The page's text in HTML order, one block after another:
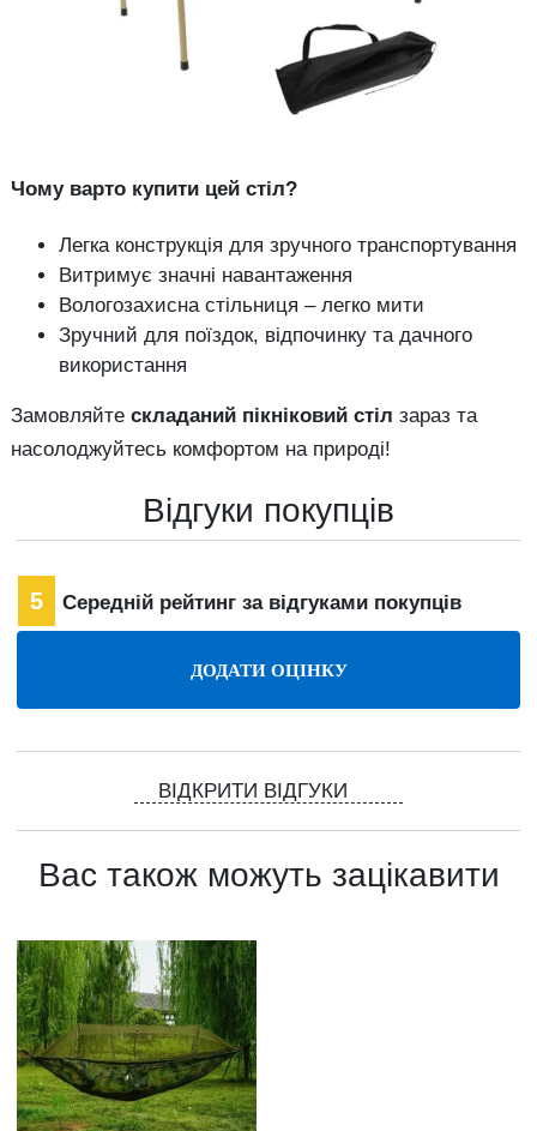
Чому варто купити цей стіл?
Легка конструкція для зручного транспортування
Витримує значні навантаження
Вологозахисна стільниця – легко мити
Зручний для поїздок, відпочинку та дачного
використання
Замовляйте складаний пікніковий стіл зараз та
насолоджуйтесь комфортом на природі!
Відгуки покупців
5 Середній рейтинг за відгуками покупців
ВІДКРИТИ ВІДГУКИ
Вас також можуть зацікавити